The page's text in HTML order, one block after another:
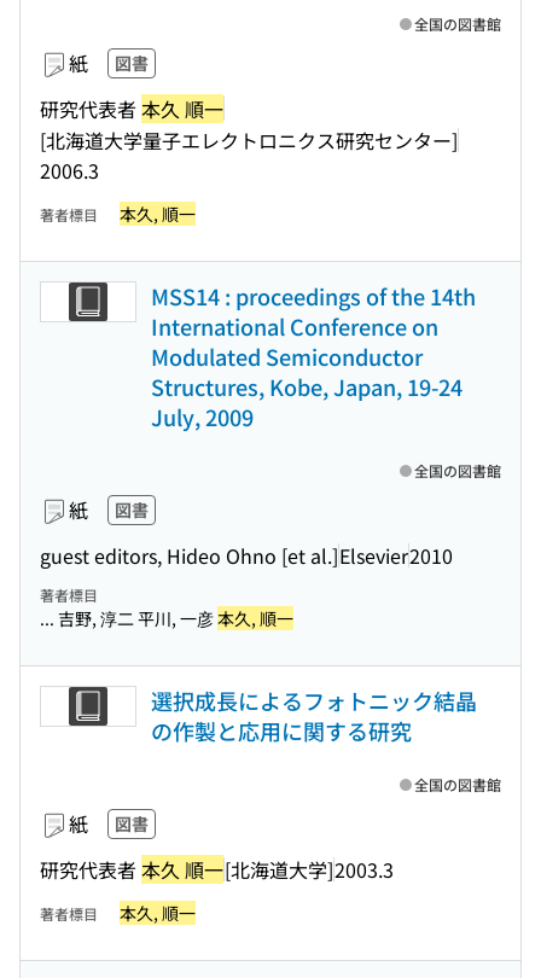
紙 図書
研究代表者本久 順一
[北海道大学量子エレクトロニクス研究センター]
2006.3
全国の図書館
著者標目 本久, 順一
MSS14 : proceedings of the 14th
International Conference on
Modulated Semiconductor
Structures, Kobe, Japan, 19-24
July, 2009
紙 図書
guest editors, Hideo Ohno [et al.]Elsevier2010
全国の図書館
著者標目
... 吉野, 淳二 平川, 一彦本久, 順一
選択成長によるフォトニック結晶
の作製と応用に関する研究
紙 図書
研究代表者本久 順一[北海道大学]2003.3
全国の図書館
著者標目 本久, 順一